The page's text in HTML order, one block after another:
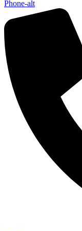
Phone-alt